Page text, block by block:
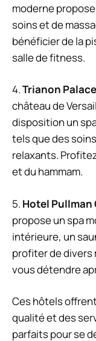
moderne
soins et de
bénéficier de la
salle de fitness.
4.Trianon
château de
disposition un
tels que des
relaxants.
et du hammam.
5. Hotel Pullman
propose un spa
intérieure, un
profiter de divers
vous détendre
Ces hôtels
qualité et des
parfaits pour se